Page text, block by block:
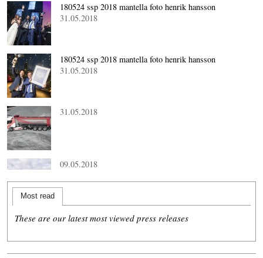
180524 ssp 2018 mantella foto henrik hansson
31.05.2018
180524 ssp 2018 mantella foto henrik hansson
31.05.2018
31.05.2018
09.05.2018
Most read
These are our latest most viewed press releases